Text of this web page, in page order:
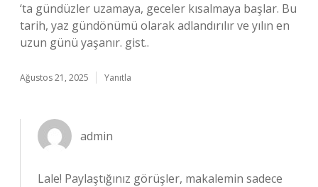
‘ta gündüzler uzamaya, geceler kısalmaya başlar. Bu
tarih, yaz gündönümü olarak adlandırılır ve yılın en
uzun günü yaşanır. gist..
Ağustos 21, 2025 Yanıtla
admin
Lale! Paylaştığınız görüşler, makalemin sadece